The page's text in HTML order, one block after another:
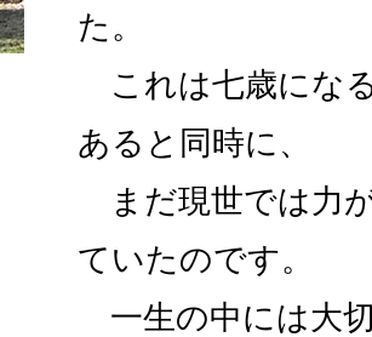
た。
これは七歳にな
あると同時に、
まだ現世では力
ていたのです。
一生の中には大